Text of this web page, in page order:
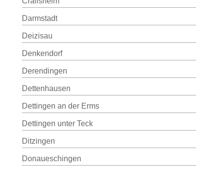
Darmstadt
Deizisau
Denkendorf
Derendingen
Dettenhausen
Dettingen an der Erms
Dettingen unter Teck
Ditzingen
Donaueschingen